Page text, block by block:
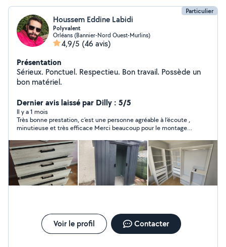
Particulier
Houssem Eddine Labidi
Polyvalent
Orléans (Bannier-Nord Ouest-Murlins)
4,9/5 (46 avis)
Présentation
Sérieux. Ponctuel. Respectieu. Bon travail. Possède un
bon matériel.
Dernier avis laissé par Dilly : 5/5
Il y a 1 mois
Très bonne prestation, c’est une personne agréable à l’écoute ,
minutieuse et très efficace Merci beaucoup pour le montage
Voir le profil Contacter